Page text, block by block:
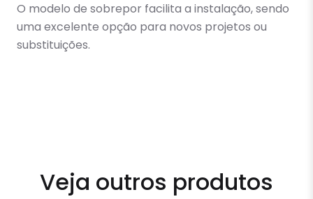
O modelo de sobrepor facilita a instalação, sendo
uma excelente opção para novos projetos ou
substituições.
Veja outros produtos